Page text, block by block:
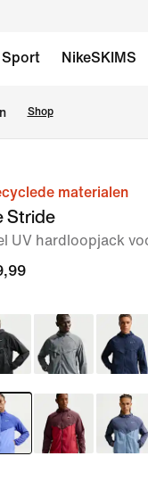
Sport NikeSKIMS
Shop
materialen
Stride
UV hardloopjack